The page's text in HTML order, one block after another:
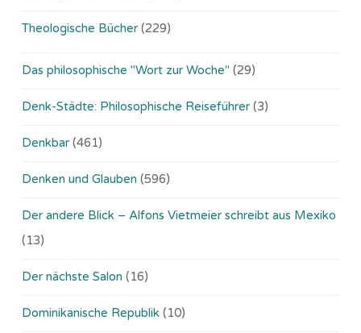
Theologische Bücher (229)
Das philosophische "Wort zur Woche" (29)
Denk-Städte: Philosophische Reiseführer (3)
Denkbar (461)
Denken und Glauben (596)
Der andere Blick – Alfons Vietmeier schreibt aus Mexiko
(13)
Der nächste Salon (16)
Dominikanische Republik (10)